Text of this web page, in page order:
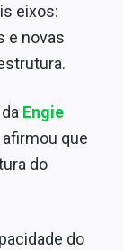
eixos:
e novas
Engie
afirmou que
do
do